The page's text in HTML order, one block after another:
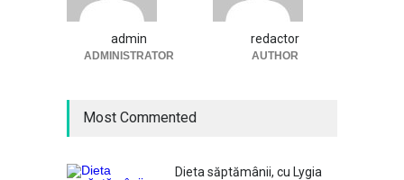
admin
ADMINISTRATOR
redactor
AUTHOR
Most Commented
Dieta săptămânii, cu Lygia